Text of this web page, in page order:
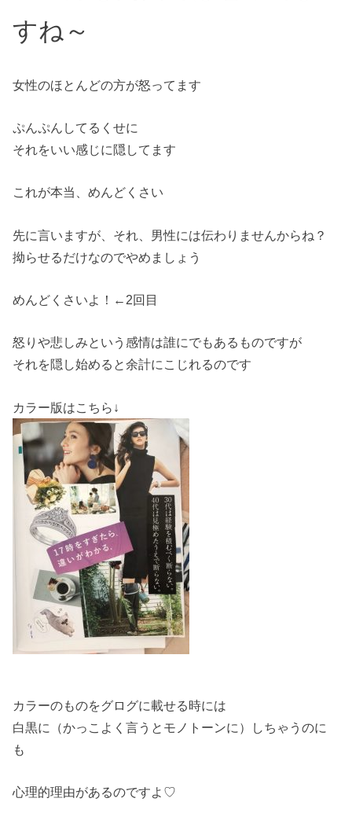
すね～
女性のほとんどの方が怒ってます
ぷんぷんしてるくせに
それをいい感じに隠してます
これが本当、めんどくさい
先に言いますが、それ、男性には伝わりませんからね？
拗らせるだけなのでやめましょう
めんどくさいよ！←2回目
怒りや悲しみという感情は誰にでもあるものですが
それを隠し始めると余計にこじれるのです
カラー版はこちら↓
カラーのものをグログに載せる時には
白黒に（かっこよく言うとモノトーンに）しちゃうのに
も
心理的理由があるのですよ♡